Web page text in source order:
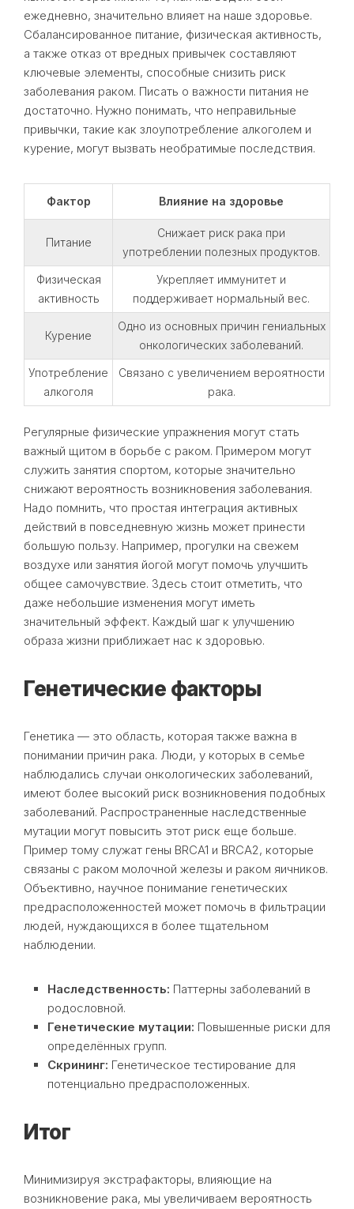
ежедневно, значительно влияет на наше здоровье.
Сбалансированное питание, физическая активность,
а также отказ от вредных привычек составляют
ключевые элементы, способные снизить риск
заболевания раком. Писать о важности питания не
достаточно. Нужно понимать, что неправильные
привычки, такие как злоупотребление алкоголем и
курение, могут вызвать необратимые последствия.
Фактор Влияние на здоровье
Питание
Снижает риск рака при
употреблении полезных продуктов.
Физическая
активность
Укрепляет иммунитет и
поддерживает нормальный вес.
Курение
Одно из основных причин гениальных
онкологических заболеваний.
Употребление
алкоголя
Связано с увеличением вероятности
рака.
Регулярные физические упражнения могут стать
важный щитом в борьбе с раком. Примером могут
служить занятия спортом, которые значительно
снижают вероятность возникновения заболевания.
Надо помнить, что простая интеграция активных
действий в повседневную жизнь может принести
большую пользу. Например, прогулки на свежем
воздухе или занятия йогой могут помочь улучшить
общее самочувствие. Здесь стоит отметить, что
даже небольшие изменения могут иметь
значительный эффект. Каждый шаг к улучшению
образа жизни приближает нас к здоровью.
Генетические факторы
Генетика — это область, которая также важна в
понимании причин рака. Люди, у которых в семье
наблюдались случаи онкологических заболеваний,
имеют более высокий риск возникновения подобных
заболеваний. Распространенные наследственные
мутации могут повысить этот риск еще больше.
Пример тому служат гены BRCA1 и BRCA2, которые
связаны с раком молочной железы и раком яичников.
Объективно, научное понимание генетических
предрасположенностей может помочь в фильтрации
людей, нуждающихся в более тщательном
наблюдении.
Наследственность: Паттерны заболеваний в
родословной.
Генетические мутации: Повышенные риски для
определённых групп.
Скрининг: Генетическое тестирование для
потенциально предрасположенных.
Итог
Минимизируя экстрафакторы, влияющие на
возникновение рака, мы увеличиваем вероятность